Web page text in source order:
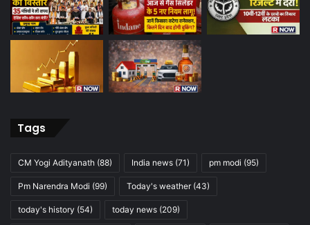
Tags
CM Yogi Adityanath (88) India news (71) pm modi (95)
Pm Narendra Modi (99) Today's weather(43)
today's history (54) today news (209)